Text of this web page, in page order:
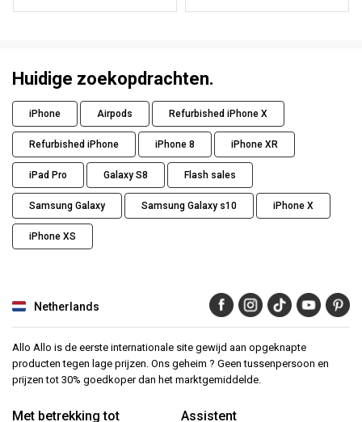
Huidige zoekopdrachten.
iPhone Airpods Refurbished iPhone X
Refurbished iPhone iPhone 8 iPhone XR
iPad Pro Galaxy S8 Flash sales
Samsung Galaxy Samsung Galaxy s10 iPhone X
iPhone XS
Netherlands
Allo Allo is de eerste internationale site gewijd aan opgeknapte
producten tegen lage prijzen. Ons geheim ? Geen tussenpersoon en
prijzen tot 30% goedkoper dan het marktgemiddelde.
Met betrekking tot Assistent